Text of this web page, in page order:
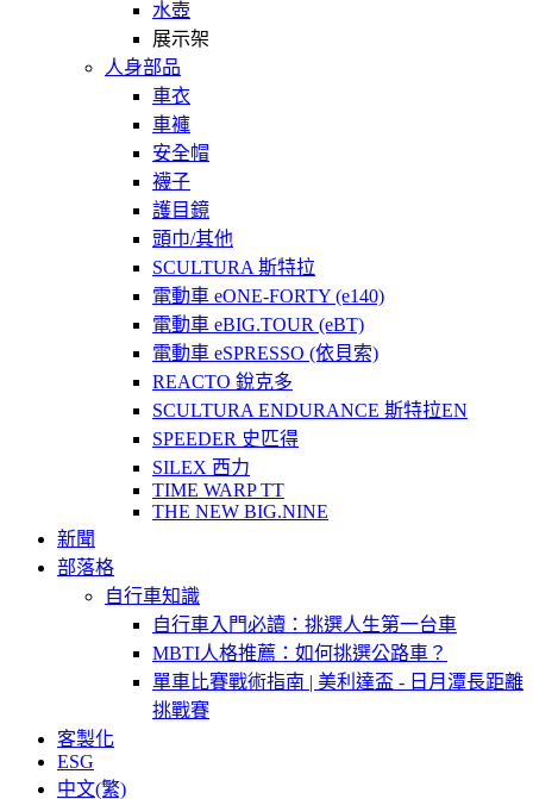
水壺
展示架
人身部品
車衣
車褲
安全帽
襪子
護目鏡
頭巾/其他
SCULTURA 斯特拉
電動車 eONE-FORTY (e140)
電動車 eBIG.TOUR (eBT)
電動車 eSPRESSO (依貝索)
REACTO 銳克多
SCULTURA ENDURANCE 斯特拉EN
SPEEDER 史匹得
SILEX 西力
TIME WARP TT
THE NEW BIG.NINE
新聞
部落格
自行車知識
自行車入門必讀：挑選人生第一台車
MBTI人格推薦：如何挑選公路車？
單車比賽戰術指南 | 美利達盃 - 日月潭長距離
挑戰賽
客製化
ESG
中文(繁)